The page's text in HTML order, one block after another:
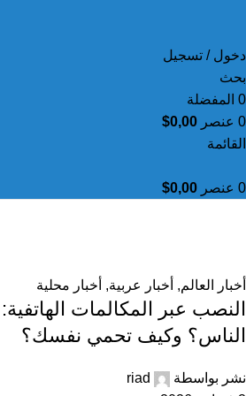
دخول / تسجيل
بحث
0 المفضلة
0 عنصر $0,00
القائمة
0 عنصر $0,00
أخبار العالم, أخبار عربية, أخبار محلية
النصب عبر المكالمات
الناس؟ وكيف تحمي نفسك؟
نشر بواسطة
riad